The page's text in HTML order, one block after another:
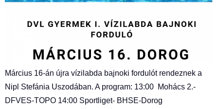
Március 16-án újra vízilabda bajnoki fordulót rendeznek a
Nipl Stefánia Uszodában. A program: 13:00 Mohács 2.-
DFVES-TOPO 14:00 Sportliget- BHSE-Dorog